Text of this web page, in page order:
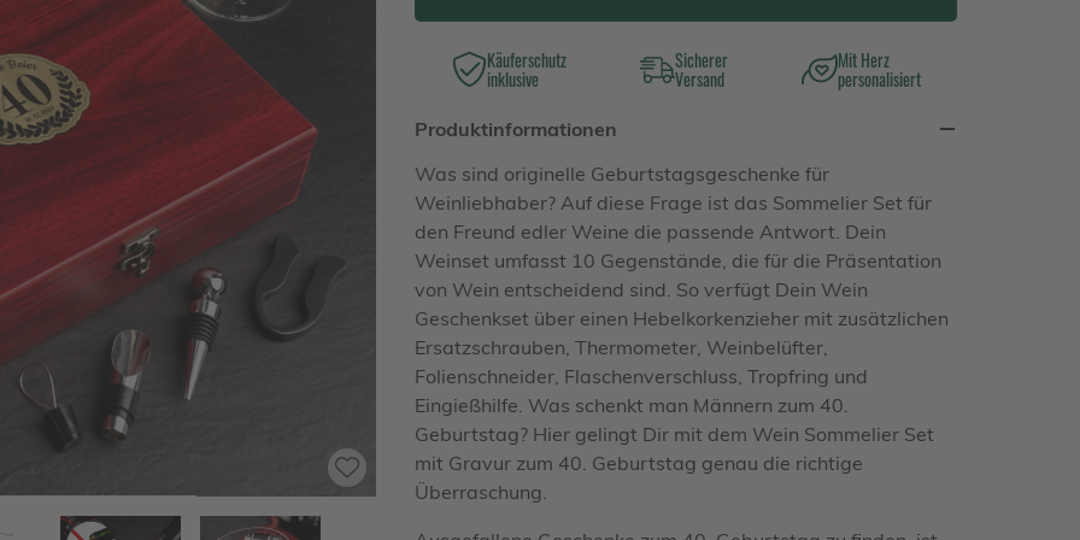
Käuferschutz
inklusive
Sicherer
Versand
Mit Herz
personalisiert
Produktinformationen
Was sind originelle Geburtstagsgeschenke für
Weinliebhaber? Auf diese Frage ist das Sommelier Set für
den Freund edler Weine die passende Antwort. Dein
Weinset umfasst 10 Gegenstände, die für die Präsentation
von Wein entscheidend sind. So verfügt Dein Wein
Geschenkset über einen Hebelkorkenzieher mit zusätzlichen
Ersatzschrauben, Thermometer, Weinbelüfter,
Folienschneider, Flaschenverschluss, Tropfring und
Eingießhilfe. Was schenkt man Männern zum 40.
Geburtstag? Hier gelingt Dir mit dem Wein Sommelier Set
mit Gravur zum 40. Geburtstag genau die richtige
Überraschung.